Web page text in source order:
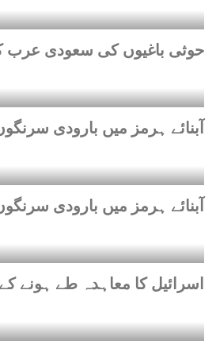
حوثی باغیوں کی سعودی عرب
آبنائے ہرمز میں بارودی
آبنائے ہرمز میں بارودی
اسرائیل کا معاہدہ طے ہونے کے